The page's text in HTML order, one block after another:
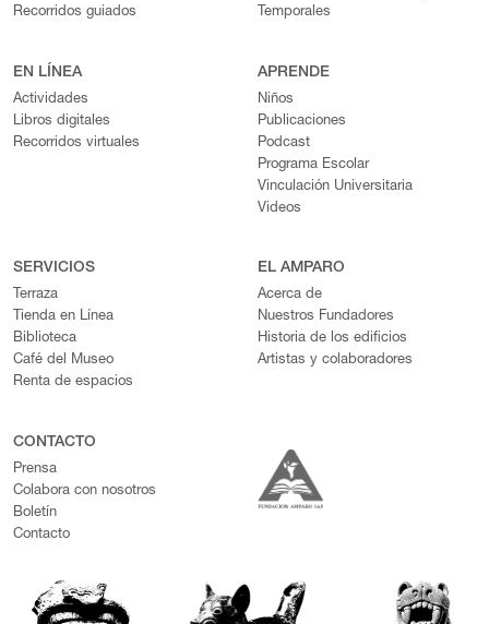
Recorridos guiados
Temporales
EN LÍNEA
Actividades
Libros digitales
Recorridos virtuales
APRENDE
Niños
Publicaciones
Podcast
Programa Escolar
Vinculación Universitaria
Videos
SERVICIOS
Terraza
Tienda en Línea
Biblioteca
Café del Museo
Renta de espacios
EL AMPARO
Acerca de
Nuestros Fundadores
Historia de los edificios
Artistas y colaboradores
CONTACTO
Prensa
Colabora con nosotros
Boletín
Contacto